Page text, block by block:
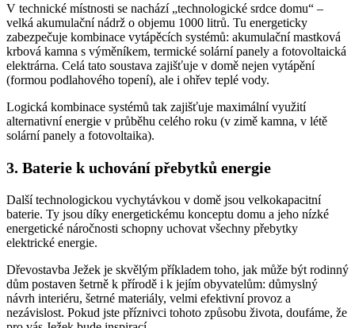
V technické místnosti se nachází „technologické srdce domu“ –
velká akumulační nádrž o objemu 1000 litrů. Tu energeticky
zabezpečuje kombinace vytápěcích systémů: akumulační mastková
krbová kamna s výměníkem, termické solární panely a fotovoltaická
elektrárna. Celá tato soustava zajišťuje v domě nejen vytápění
(formou podlahového topení), ale i ohřev teplé vody.
Logická kombinace systémů tak zajišťuje maximální využití
alternativní energie v průběhu celého roku (v zimě kamna, v létě
solární panely a fotovoltaika).
3. Baterie k uchování přebytků energie
Další technologickou vychytávkou v domě jsou velkokapacitní
baterie. Ty jsou díky energetickému konceptu domu a jeho nízké
energetické náročnosti schopny uchovat všechny přebytky
elektrické energie.
Dřevostavba Ježek je skvělým příkladem toho, jak může být rodinný
dům postaven šetrně k přírodě i k jejím obyvatelům: důmyslný
návrh interiéru, šetrné materiály, velmi efektivní provoz a
nezávislost. Pokud jste příznivci tohoto způsobu života, doufáme, že